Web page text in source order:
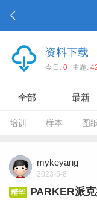
资料下载
今日: 0 主题:
全部 最新
培训 样本 图
mykeyang
2023-5-8
精华
PARKER派